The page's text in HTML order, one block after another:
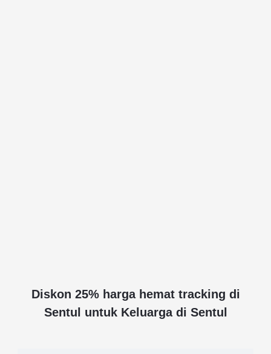
Diskon 25% harga hemat tracking di
Sentul untuk Keluarga di Sentul